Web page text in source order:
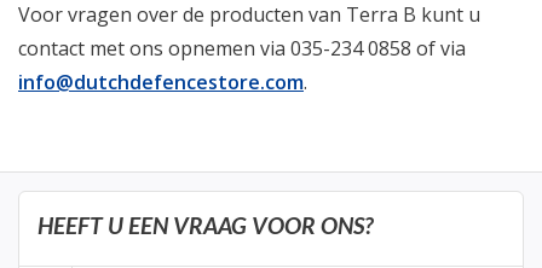
Voor vragen over de producten van Terra B kunt u
contact met ons opnemen via 035-234 0858 of via
info@dutchdefencestore.com.
HEEFT U EEN VRAAG VOOR ONS?